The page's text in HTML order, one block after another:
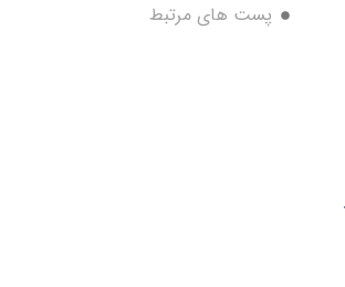
پست های مرتبط